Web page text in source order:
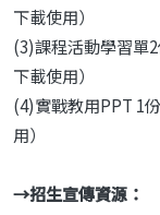
下載使用）
(3)課程活動學習單
下載使用）
(4)實戰教用PPT 1
用）
→招生宣傳資源：